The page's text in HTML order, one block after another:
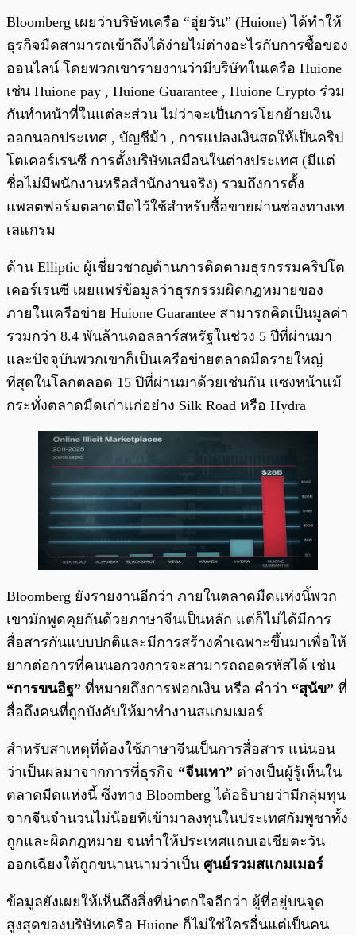
Bloomberg เผยว่าบริษัทเครือ “ฮุ่ยวัน” (Huione) ได้ทำให้
ธุรกิจมืดสามารถเข้าถึงได้ง่ายไม่ต่างอะไรกับการซื้อของ
ออนไลน์ โดยพวกเขารายงานว่ามีบริษัทในเครือ Huione
เช่น Huione pay , Huione Guarantee , Huione Crypto ร่วม
กันทำหน้าที่ในแต่ละส่วน ไม่ว่าจะเป็นการโยกย้ายเงิน
ออกนอกประเทศ , บัญชีม้า , การแปลงเงินสดให้เป็นคริป
โตเคอร์เรนซี การตั้งบริษัทเสมือนในต่างประเทศ (มีแต่
ชื่อไม่มีพนักงานหรือสำนักงานจริง) รวมถึงการตั้ง
แพลตฟอร์มตลาดมืดไว้ใช้สำหรับซื้อขายผ่านช่องทางเท
เลแกรม
ด้าน Elliptic ผู้เชี่ยวชาญด้านการติดตามธุรกรรมคริปโต
เคอร์เรนซี เผยแพร่ข้อมูลว่าธุรกรรมผิดกฎหมายของ
ภายในเครือข่าย Huione Guarantee สามารถคิดเป็นมูลค่า
รวมกว่า 8.4 พันล้านดอลลาร์สหรัฐในช่วง 5 ปีที่ผ่านมา
และปัจจุบันพวกเขาก็เป็นเครือข่ายตลาดมืดรายใหญ่
ที่สุดในโลกตลอด 15 ปีที่ผ่านมาด้วยเช่นกัน แซงหน้าแม้
กระทั่งตลาดมืดเก่าแก่อย่าง Silk Road หรือ Hydra
Bloomberg ยังรายงานอีกว่า ภายในตลาดมืดแห่งนี้พวก
เขามักพูดคุยกันด้วยภาษาจีนเป็นหลัก แต่ก็ไม่ได้มีการ
สื่อสารกันแบบปกติและมีการสร้างคำเฉพาะขึ้นมาเพื่อให้
ยากต่อการที่คนนอกวงการจะสามารถถอดรหัสได้ เช่น
“การขนอิฐ” ที่หมายถึงการฟอกเงิน หรือ คำว่า “สุนัข” ที่
สื่อถึงคนที่ถูกบังคับให้มาทำงานสแกมเมอร์
สำหรับสาเหตุที่ต้องใช้ภาษาจีนเป็นการสื่อสาร แน่นอน
ว่าเป็นผลมาจากการที่ธุรกิจ “จีนเทา” ต่างเป็นผู้รู้เห็นใน
ตลาดมืดแห่งนี้ ซึ่งทาง Bloomberg ได้อธิบายว่ามีกลุ่มทุน
จากจีนจำนวนไม่น้อยที่เข้ามาลงทุนในประเทศกัมพูชาทั้ง
ถูกและผิดกฎหมาย จนทำให้ประเทศแถบเอเชียตะวัน
ออกเฉียงใต้ถูกขนานนามว่าเป็น ศูนย์รวมสแกมเมอร์
ข้อมูลยังเผยให้เห็นถึงสิ่งที่น่าตกใจอีกว่า ผู้ที่อยู่บนจุด
สูงสุดของบริษัทเครือ Huione ก็ไม่ใช่ใครอื่นแต่เป็นคน